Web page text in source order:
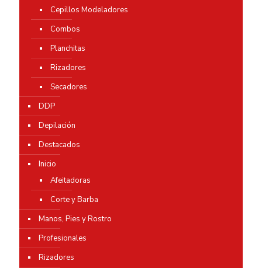
Cepillos Modeladores
Combos
Planchitas
Rizadores
Secadores
DDP
Depilación
Destacados
Inicio
Afeitadoras
Corte y Barba
Manos, Pies y Rostro
Profesionales
Rizadores